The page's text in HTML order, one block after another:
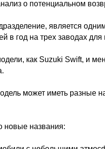
о потенциальном
является
в год на трех заводах для
как Suzuki Swift, и
может иметь разные
новые названия: